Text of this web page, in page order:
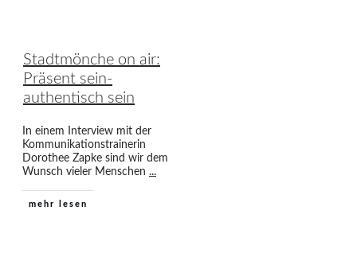
Stadtmönche on air:
Präsent sein-
authentisch sein
In einem Interview mit der
Kommunikationstrainerin
Dorothee Zapke sind wir dem
Wunsch vieler Menschen ...
mehr lesen